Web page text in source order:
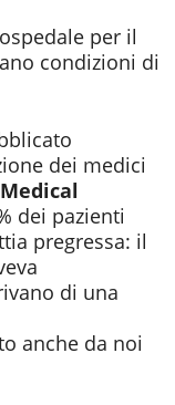
per il
condizioni di
dei medici
dei pazienti
pregressa: il
di una
anche da noi